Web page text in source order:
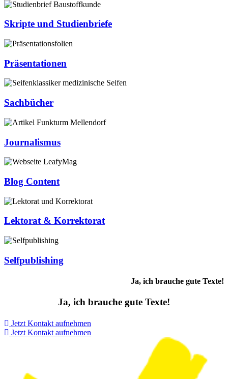
Skripte und Studienbriefe
Präsentationen
Sachbücher
Journalismus
Blog Content
Lektorat & Korrektorat
Selfpublishing
Ja, ich brauche gute Texte!
Ja, ich brauche gute Texte!
Jetzt Kontakt aufnehmen
Jetzt Kontakt aufnehmen